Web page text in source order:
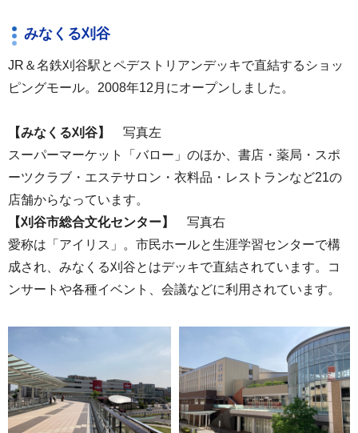
みなくる刈谷
JR＆名鉄刈谷駅とペデストリアンデッキで直結するショッ
ピングモール。2008年12月にオープンしました。
【みなくる刈谷】
写真左
スーパーマーケット「バロー」のほか、書店・薬局・スポ
ーツクラブ・エステサロン・衣料品・レストランなど21の
店舗からなっています。
【刈谷市総合文化センター】
写真右
愛称は「アイリス」。市民ホールと生涯学習センターで構
成され、みなくる刈谷とはデッキで直結されています。コ
ンサートや各種イベント、会議などに利用されています。